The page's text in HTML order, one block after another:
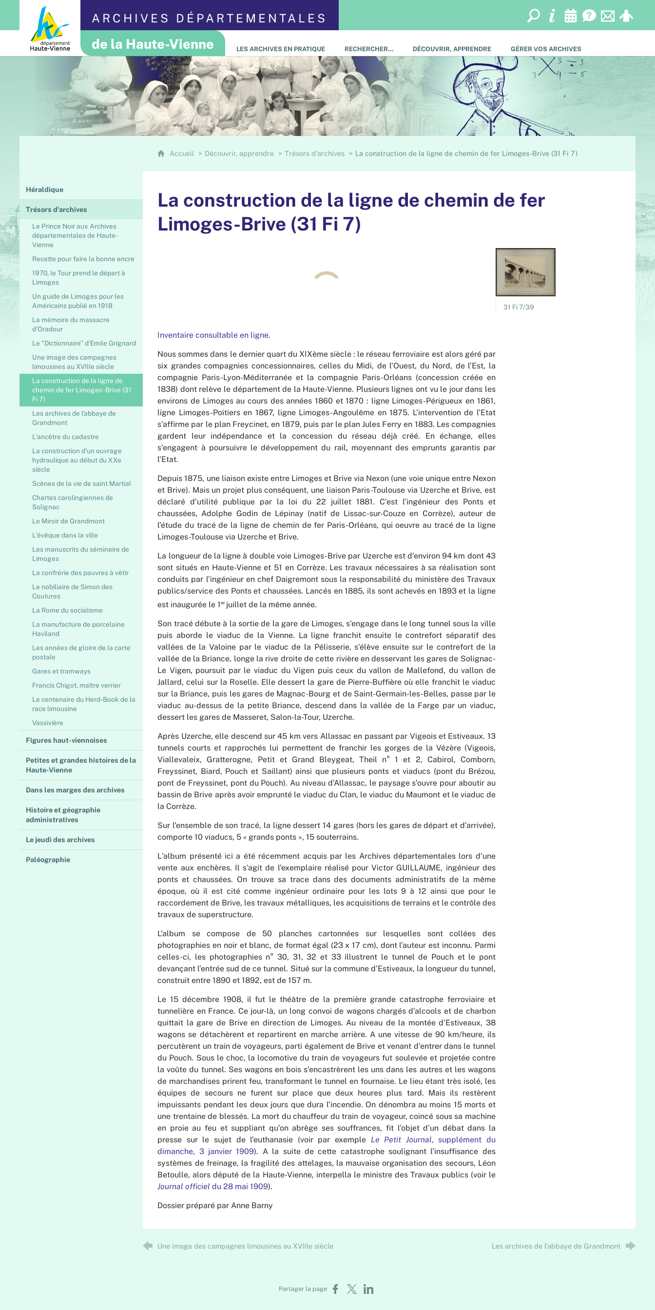
ARCHIVES DÉPARTEMENTALES
de la Haute-Vienne LES ARCHIVES EN PRATIQUE RECHERCHER… DÉCOUVRIR, APPRENDRE GÉRER VOS ARCHIVES
Héraldique
Trésors d'archives
Le Prince Noir aux Archives
départementales de Haute-
Vienne
Recette pour faire la bonne encre
1970, le Tour prend le départ à
Limoges
Un guide de Limoges pour les
Américains publié en 1918
La mémoire du massacre
d'Oradour
Le "Dictionnaire" d'Emile Grignard
Une image des campagnes
limousines au XVIIIe siècle
La construction de la ligne de
chemin de fer Limoges-Brive (31
Fi 7)
Les archives de l'abbaye de
Grandmont
L'ancêtre du cadastre
La construction d'un ouvrage
hydraulique au début du XXe
siècle
Scènes de la vie de saint Martial
Chartes carolingiennes de
Solignac
Le Miroir de Grandmont
L'évêque dans la ville
Les manuscrits du séminaire de
Limoges
La confrérie des pauvres à vêtir
Le nobiliaire de Simon des
Coutures
La Rome du socialisme
La manufacture de porcelaine
Haviland
Les années de gloire de la carte
postale
Gares et tramways
Francis Chigot, maître verrier
Le centenaire du Herd-Book de la
race limousine
Vassivière
Figures haut-viennoises
Petites et grandes histoires de la
Haute-Vienne
Dans les marges des archives
Histoire et géographie
administratives
Le jeudi des archives
Paléographie
Accueil Découvrir, apprendre Trésors d'archives La construction de la ligne de chemin de fer Limoges-Brive (31 Fi 7)
La construction de la ligne de chemin de fer
Limoges-Brive (31 Fi 7)
Inventaire consultable en ligne.
Nous sommes dans le dernier quart du XIXème siècle : le réseau ferroviaire est alors géré par
six grandes compagnies concessionnaires, celles du Midi, de l’Ouest, du Nord, de l’Est, la
compagnie Paris-Lyon-Méditerranée et la compagnie Paris-Orléans (concession créée en
1838) dont relève le département de la Haute-Vienne. Plusieurs lignes ont vu le jour dans les
environs de Limoges au cours des années 1860 et 1870 : ligne Limoges-Périgueux en 1861,
ligne Limoges-Poitiers en 1867, ligne Limoges-Angoulême en 1875. L’intervention de l’Etat
s’affirme par le plan Freycinet, en 1879, puis par le plan Jules Ferry en 1883. Les compagnies
gardent leur indépendance et la concession du réseau déjà créé. En échange, elles
s’engagent à poursuivre le développement du rail, moyennant des emprunts garantis par
l’Etat.
Depuis 1875, une liaison existe entre Limoges et Brive via Nexon (une voie unique entre Nexon
et Brive). Mais un projet plus conséquent, une liaison Paris-Toulouse via Uzerche et Brive, est
déclaré d’utilité publique par la loi du 22 juillet 1881. C’est l’ingénieur des Ponts et
chaussées, Adolphe Godin de Lépinay (natif de Lissac-sur-Couze en Corrèze), auteur de
l’étude du tracé de la ligne de chemin de fer Paris-Orléans, qui oeuvre au tracé de la ligne
Limoges-Toulouse via Uzerche et Brive.
La longueur de la ligne à double voie Limoges-Brive par Uzerche est d’environ 94 km dont 43
sont situés en Haute-Vienne et 51 en Corrèze. Les travaux nécessaires à sa réalisation sont
conduits par l’ingénieur en chef Daigremont sous la responsabilité du ministère des Travaux
publics/service des Ponts et chaussées. Lancés en 1885, ils sont achevés en 1893 et la ligne
est inaugurée le 1er juillet de la même année.
Son tracé débute à la sortie de la gare de Limoges, s’engage dans le long tunnel sous la ville
puis aborde le viaduc de la Vienne. La ligne franchit ensuite le contrefort séparatif des
vallées de la Valoine par le viaduc de la Pélisserie, s’élève ensuite sur le contrefort de la
vallée de la Briance, longe la rive droite de cette rivière en desservant les gares de Solignac-
Le Vigen, poursuit par le viaduc du Vigen puis ceux du vallon de Mallefond, du vallon de
Jallard, celui sur la Roselle. Elle dessert la gare de Pierre-Buffière où elle franchit le viaduc
sur la Briance, puis les gares de Magnac-Bourg et de Saint-Germain-les-Belles, passe par le
viaduc au-dessus de la petite Briance, descend dans la vallée de la Farge par un viaduc,
dessert les gares de Masseret, Salon-la-Tour, Uzerche.
Après Uzerche, elle descend sur 45 km vers Allassac en passant par Vigeois et Estiveaux. 13
tunnels courts et rapprochés lui permettent de franchir les gorges de la Vézère (Vigeois,
Viallevaleix, Gratterogne, Petit et Grand Bleygeat, Theil n° 1 et 2, Cabirol, Comborn,
Freyssinet, Biard, Pouch et Saillant) ainsi que plusieurs ponts et viaducs (pont du Brézou,
pont de Freyssinet, pont du Pouch). Au niveau d’Allassac, le paysage s’ouvre pour aboutir au
bassin de Brive après avoir emprunté le viaduc du Clan, le viaduc du Maumont et le viaduc de
la Corrèze.
Sur l’ensemble de son tracé, la ligne dessert 14 gares (hors les gares de départ et d’arrivée),
comporte 10 viaducs, 5 « grands ponts », 15 souterrains.
L'album présenté ici a été récemment acquis par les Archives départementales lors d'une
vente aux enchères. Il s'agit de l'exemplaire réalisé pour Victor GUILLAUME, ingénieur des
ponts et chaussées. On trouve sa trace dans des documents administratifs de la même
époque, où il est cité comme ingénieur ordinaire pour les lots 9 à 12 ainsi que pour le
raccordement de Brive, les travaux métalliques, les acquisitions de terrains et le contrôle des
travaux de superstructure.
L’album se compose de 50 planches cartonnées sur lesquelles sont collées des
photographies en noir et blanc, de format égal (23 x 17 cm), dont l’auteur est inconnu. Parmi
celles-ci, les photographies n° 30, 31, 32 et 33 illustrent le tunnel de Pouch et le pont
devançant l’entrée sud de ce tunnel. Situé sur la commune d’Estiveaux, la longueur du tunnel,
construit entre 1890 et 1892, est de 157 m.
Le 15 décembre 1908, il fut le théâtre de la première grande catastrophe ferroviaire et
tunnelière en France. Ce jour-là, un long convoi de wagons chargés d’alcools et de charbon
quittait la gare de Brive en direction de Limoges. Au niveau de la montée d’Estiveaux, 38
wagons se détachèrent et repartirent en marche arrière. A une vitesse de 90 km/heure, ils
percutèrent un train de voyageurs, parti également de Brive et venant d’entrer dans le tunnel
du Pouch. Sous le choc, la locomotive du train de voyageurs fut soulevée et projetée contre
la voûte du tunnel. Ses wagons en bois s’encastrèrent les uns dans les autres et les wagons
de marchandises prirent feu, transformant le tunnel en fournaise. Le lieu étant très isolé, les
équipes de secours ne furent sur place que deux heures plus tard. Mais ils restèrent
impuissants pendant les deux jours que dura l’incendie. On dénombra au moins 15 morts et
une trentaine de blessés. La mort du chauffeur du train de voyageur, coincé sous sa machine
en proie au feu et suppliant qu’on abrège ses souffrances, fit l’objet d’un débat dans la
presse sur le sujet de l’euthanasie (voir par exemple Le Petit Journal, supplément du
dimanche, 3 janvier 1909). A la suite de cette catastrophe soulignant l’insuffisance des
systèmes de freinage, la fragilité des attelages, la mauvaise organisation des secours, Léon
Betoulle, alors député de la Haute-Vienne, interpella le ministre des Travaux publics (voir le
Journal officiel du 28 mai 1909).
Dossier préparé par Anne Barny
31 Fi 7/39
Une image des campagnes limousines au XVIIIe siècle Les archives de l'abbaye de Grandmont
Partager la page Partager sur Facebook
Partager sur XPartager sur LinkedIn